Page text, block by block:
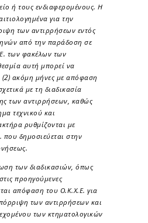
ή τους ενδιαφερομένους. Η
για την
των αντιρρήσεων εντός
από την παράδοση σε
των φακέλων των
αυτή μπορεί να
(2) ακόμη μήνες με απόφαση
με τη διαδικασία
των αντιρρήσεων, καθώς
τεχνικού και
ρυθμίζονται με
δημοσιεύεται στην
των διαδικασιών, όπως
προηγούμενες
απόφαση του Ο.Κ.Χ.Ε. για
των αντιρρήσεων και
των κτηματολογικών